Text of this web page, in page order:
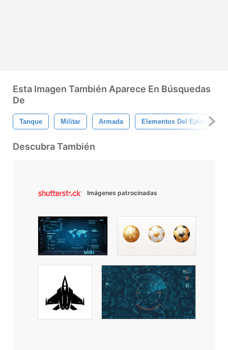
Esta Imagen También Aparece En Búsquedas
De
Tanque Militar Armada Elementos Del Ejército
Descubra También
Imágenes patrocinadas